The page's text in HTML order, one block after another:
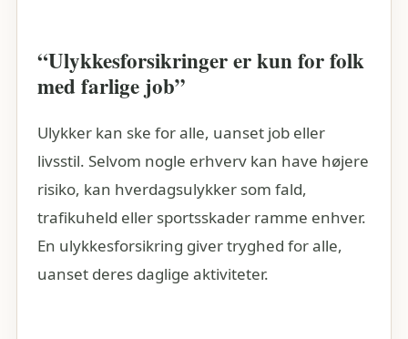
“Ulykkesforsikringer er kun for folk
med farlige job”
Ulykker kan ske for alle, uanset job eller
livsstil. Selvom nogle erhverv kan have højere
risiko, kan hverdagsulykker som fald,
trafikuheld eller sportsskader ramme enhver.
En ulykkesforsikring giver tryghed for alle,
uanset deres daglige aktiviteter.